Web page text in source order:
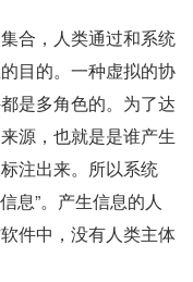
合，人类通过和系统
目的。一种虚拟的协
是多角色的。为了达
源，也就是是谁产生
注出来。所以系统
息”。产生信息的人
件中，没有人类主体